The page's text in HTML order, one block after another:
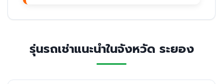
รุ่นรถเช่าแนะนำในจังหวัด ระยอง